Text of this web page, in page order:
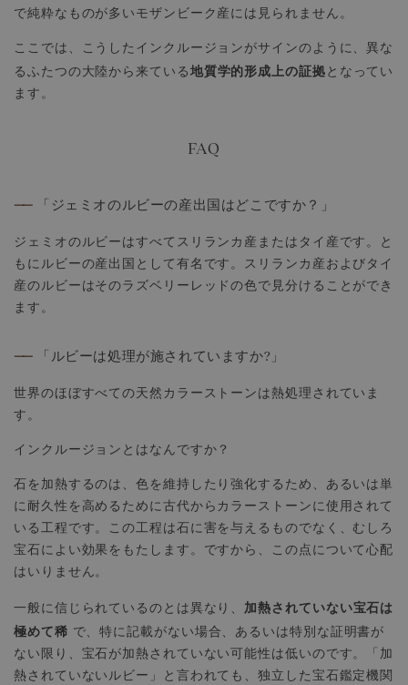
で純粋なものが多いモザンビーク産には見られません。
ここでは、こうしたインクルージョンがサインのように、異な
るふたつの大陸から来ている 地質学的形成上の証拠 となってい
ます。
FAQ
—— 「ジェミオのルビーの産出国はどこですか？」
ジェミオのルビーはすべてスリランカ産またはタイ産です。と
もにルビーの産出国として有名です。スリランカ産およびタイ
産のルビーはそのラズベリーレッドの色で見分けることができ
ます。
—— 「ルビーは処理が施されていますか?」
世界のほぼすべての天然カラーストーンは熱処理されていま
す。
インクルージョンとはなんですか？
石を加熱するのは、色を維持したり強化するため、あるいは単
に耐久性を高めるために古代からカラーストーンに使用されて
いる工程です。この工程は石に害を与えるものでなく、むしろ
宝石によい効果をもたします。ですから、この点について心配
はいりません。
一般に信じられているのとは異なり、加熱されていない宝石は
極めて稀 で、特に記載がない場合、あるいは特別な証明書が
ない限り、宝石が加熱されていない可能性は低いのです。「加
熱されていないルビー」と言われても、独立した宝石鑑定機関